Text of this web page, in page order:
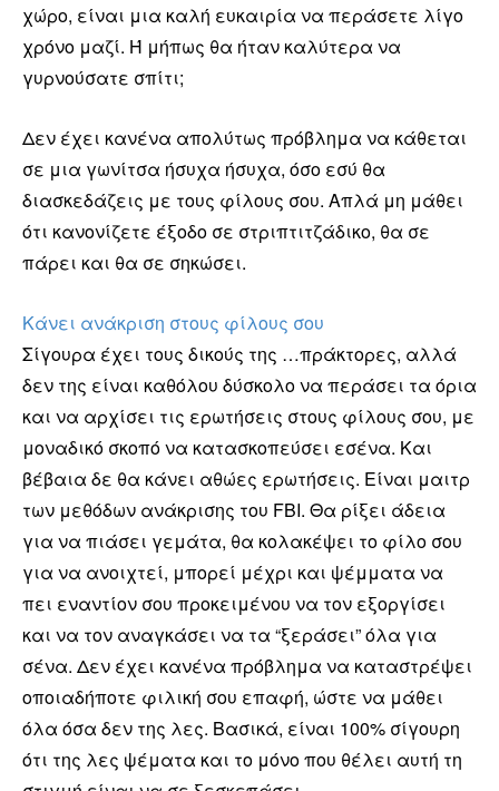
χώρο, είναι μια καλή ευκαιρία να περάσετε λίγο
χρόνο μαζί. Ή μήπως θα ήταν καλύτερα να
γυρνούσατε σπίτι;
Δεν έχει κανένα απολύτως πρόβλημα να κάθεται
σε μια γωνίτσα ήσυχα ήσυχα, όσο εσύ θα
διασκεδάζεις με τους φίλους σου. Απλά μη μάθει
ότι κανονίζετε έξοδο σε στριπτιτζάδικο, θα σε
πάρει και θα σε σηκώσει.
Κάνει ανάκριση στους φίλους σου
Σίγουρα έχει τους δικούς της …πράκτορες, αλλά
δεν της είναι καθόλου δύσκολο να περάσει τα όρια
και να αρχίσει τις ερωτήσεις στους φίλους σου, με
μοναδικό σκοπό να κατασκοπεύσει εσένα. Και
βέβαια δε θα κάνει αθώες ερωτήσεις. Είναι μαιτρ
των μεθόδων ανάκρισης του FBI. Θα ρίξει άδεια
για να πιάσει γεμάτα, θα κολακέψει το φίλο σου
για να ανοιχτεί, μπορεί μέχρι και ψέμματα να
πει εναντίον σου προκειμένου να τον εξοργίσει
και να τον αναγκάσει να τα “ξεράσει” όλα για
σένα. Δεν έχει κανένα πρόβλημα να καταστρέψει
οποιαδήποτε φιλική σου επαφή, ώστε να μάθει
όλα όσα δεν της λες. Βασικά, είναι 100% σίγουρη
ότι της λες ψέματα και το μόνο που θέλει αυτή τη